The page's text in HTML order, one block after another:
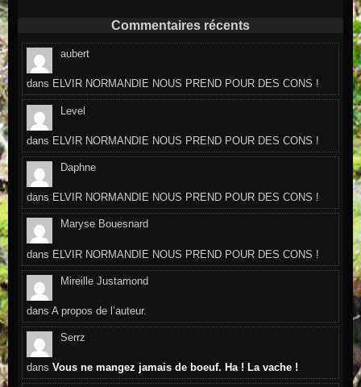
Commentaires récents
aubert
dans ELVIR NORMANDIE NOUS PREND POUR DES CONS !
Level
dans ELVIR NORMANDIE NOUS PREND POUR DES CONS !
Daphne
dans ELVIR NORMANDIE NOUS PREND POUR DES CONS !
Maryse Bouesnard
dans ELVIR NORMANDIE NOUS PREND POUR DES CONS !
Mireille Justamond
dansA propos de l’auteur.
Serrz
dansVous ne mangez jamais de boeuf. Ha ! La vache !